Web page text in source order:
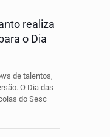
realiza
o Dia
de talentos,
O Dia das
do Sesc